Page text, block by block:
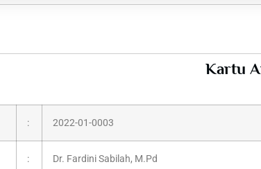
Kartu
: 2022-01-0003
: Dr. Fardini Sabilah, M.Pd